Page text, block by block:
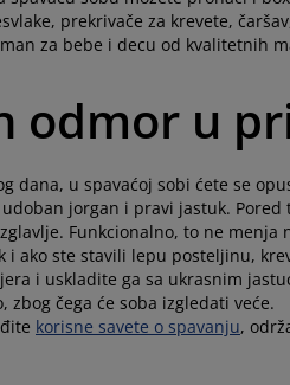
prekrivače za krevete,
za bebe i decu od kvalitetnih
odmor u
dana, u spavaćoj sobi ćete se
jorgan i pravi jastuk. Pored
Funkcionalno, to ne
i ako ste stavili lepu posteljinu,
i uskladite ga sa ukrasnim
zbog čega će soba izgledati veće.
korisne savete o spavanju,